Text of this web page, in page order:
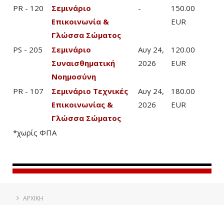
PR - 120
Σεμινάριο
Επικοινωνία &
Γλώσσα Σώματος
-
150.00
EUR
PS - 205
Σεμινάριο
Συναισθηματική
Νοημοσύνη
Αυγ 24,
2026
120.00
EUR
PR - 107
Σεμινάριο Τεχνικές
Επικοινωνίας &
Γλώσσα Σώματος
Αυγ 24,
2026
180.00
EUR
*χωρίς ΦΠΑ
ΑΡΧΙΚΗ